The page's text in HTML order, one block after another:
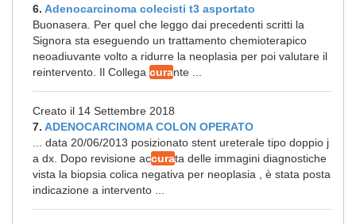
6. Adenocarcinoma colecisti t3 asportato
Buonasera. Per quel che leggo dai precedenti scritti la
Signora sta eseguendo un trattamento chemioterapico
neoadiuvante volto a ridurre la neoplasia per poi valutare il
reintervento. Il Collega curante ...
Creato il 14 Settembre 2018
7. ADENOCARCINOMA COLON OPERATO
... data 20/06/2013 posizionato stent ureterale tipo doppio j
a dx. Dopo revisione accurata delle immagini diagnostiche
vista la biopsia colica negativa per neoplasia , è stata posta
indicazione a intervento ...